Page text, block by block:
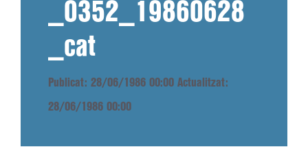
_0352_19860628
_cat
Publicat: 28/06/1986 00:00 Actualitzat:
28/06/1986 00:00